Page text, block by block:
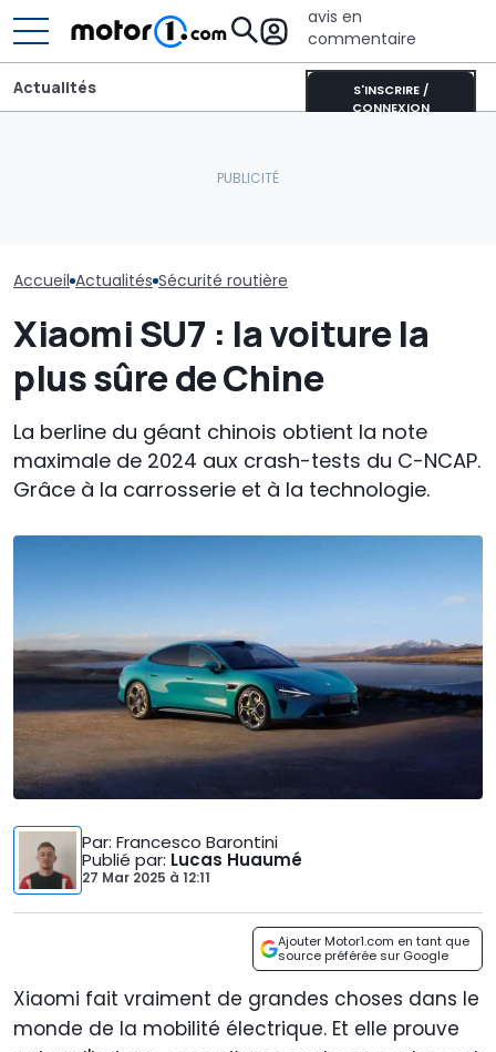
avis en
commentaire
S'INSCRIRE /
CONNEXION
Actualités
Accueil Actualités Sécurité routière
Xiaomi SU7 : la voiture la
plus sûre de Chine
La berline du géant chinois obtient la note
maximale de 2024 aux crash-tests du C-NCAP.
Grâce à la carrosserie et à la technologie.
Par: Francesco Barontini
Publié par: Lucas Huaumé
27 Mar 2025 à 12:11
Ajouter Motor1.com en tant que
source préférée sur Google
Xiaomi fait vraiment de grandes choses dans le
monde de la mobilité électrique. Et elle prouve